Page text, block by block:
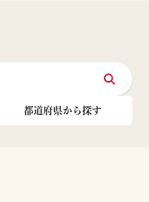
都道府県から探す